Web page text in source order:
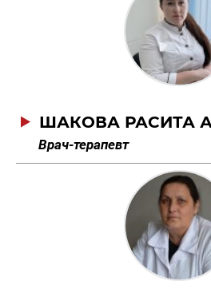
ШАКОВА РАСИТА
Врач-терапевт